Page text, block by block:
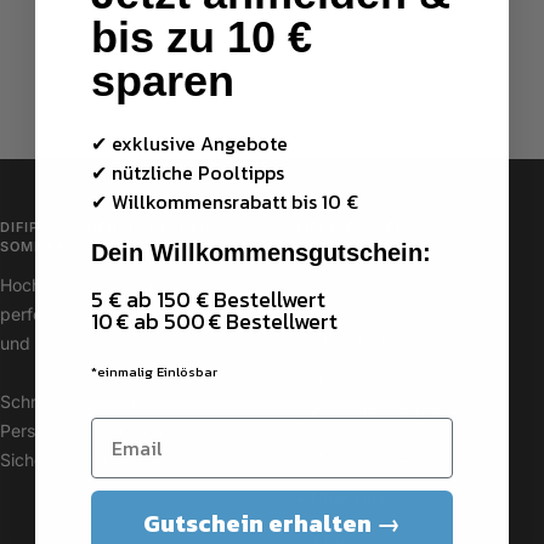
DIFIPOOL – DEIN POOL. DEIN
SOMMER.
Hochwertige Produkte für
perfekte Poolpflege, Technik
und Zubehör.
Schnelle Lieferung |
Persönlicher Kundenservice |
Sicher einkaufen
• Versand & Retoure
• Versand & Retoure
bis zu 10 €
sparen
✔ exklusive Angebote
✔ nützliche Pooltipps
✔ Willkommensrabatt bis 10 €
Dein Willkommensgutschein:
5 € ab 150 € Bestellwert
10 € ab 500 € Bestellwert
*einmalig Einlösbar
Gutschein erhalten →